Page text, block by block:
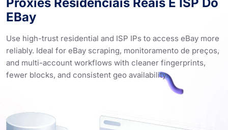
EBay
Use high-trust residential and ISP IPs to access eBay more
reliably. Ideal for eBay scraping, monitoramento de preços,
and multi-account workflows with cleaner fingerprints,
fewer blocks, and consistent geo availability.